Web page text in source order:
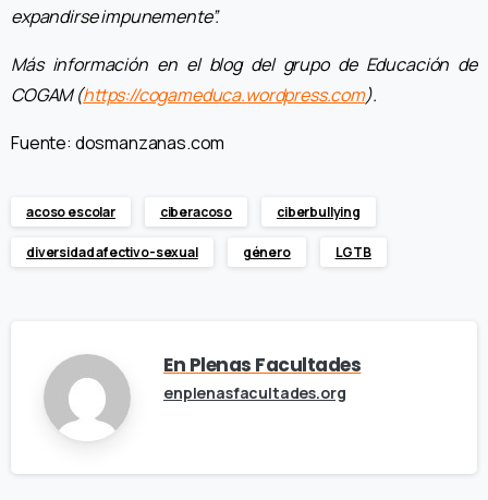
expandirse impunemente”.
Más información en el blog del grupo de Educación de
COGAM (https://cogameduca.wordpress.com).
Fuente: dosmanzanas.com
acoso escolar ciberacoso ciberbullying
diversidad afectivo-sexual género LGTB
En Plenas Facultades
enplenasfacultades.org